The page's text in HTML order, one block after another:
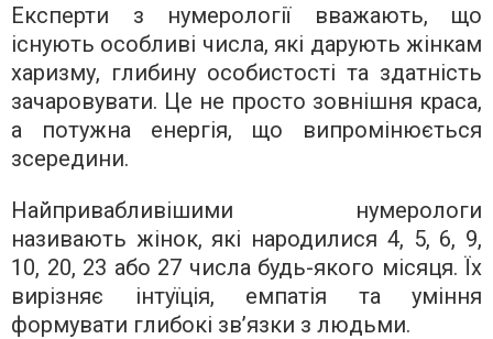
Експерти з нумерології вважають, що
існують особливі числа, які дарують жінкам
харизму, глибину особистості та здатність
зачаровувати. Це не просто зовнішня краса,
а потужна енергія, що випромінюється
зсередини.
Найпривабливішими нумерологи
називають жінок, які народилися 4, 5, 6, 9,
10, 20, 23 або 27 числа будь-якого місяця. Їх
вирізняє інтуїція, емпатія та уміння
формувати глибокі зв’язки з людьми.